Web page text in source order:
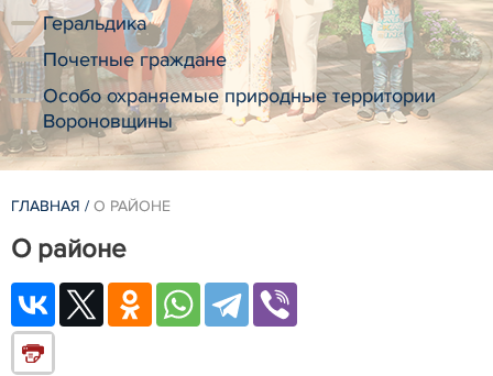
Геральдика
Почетные граждане
Особо охраняемые природные территории
Вороновщины
ГЛАВНАЯ / О РАЙОНЕ
О районе